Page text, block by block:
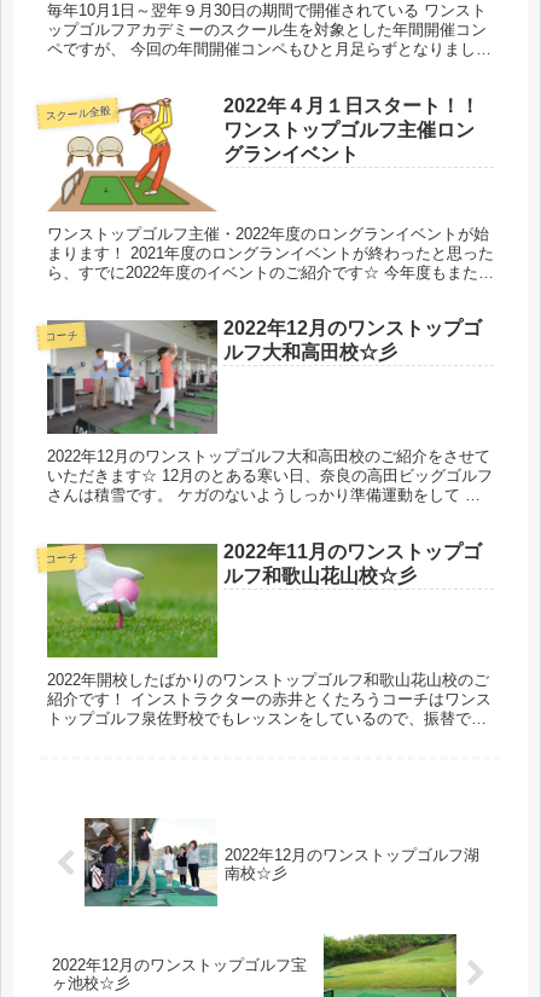
毎年10月1日～翌年９月30日の期間で開催されている ワンスト
ップゴルフアカデミーのスクール生を対象とした年間開催コン
ペですが、 今回の年間開催コンペもひと月足らずとなりました
スクール全般
2022年４月１日スタート！！
ワンストップゴルフ主催ロン
グランイベント
ワンストップゴルフ主催・2022年度のロングランイベントが始
まります！ 2021年度のロングランイベントが終わったと思った
ら、すでに2022年度のイベントのご紹介です☆ 今年度もまた、
コーチ
2022年12月のワンストップゴ
ルフ大和高田校☆彡
2022年12月のワンストップゴルフ大和高田校のご紹介をさせて
いただきます☆ 12月のとある寒い日、奈良の高田ビッグゴルフ
さんは積雪です。 ケガのないようしっかり準備運動をして 楽
コーチ
2022年11月のワンストップゴ
ルフ和歌山花山校☆彡
2022年開校したばかりのワンストップゴルフ和歌山花山校のご
紹介です！ インストラクターの赤井とくたろうコーチはワンス
トップゴルフ泉佐野校でもレッスンをしているので、振替で泉
2022年12月のワンストップゴルフ湖
南校☆彡
2022年12月のワンストップゴルフ宝
ヶ池校☆彡